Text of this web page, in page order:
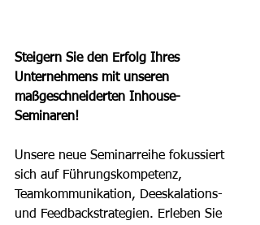
Steigern Sie den Erfolg Ihres
Unternehmens mit unseren
maßgeschneiderten Inhouse-
Seminaren!
Unsere neue Seminarreihe fokussiert
sich auf Führungskompetenz,
Teamkommunikation, Deeskalations-
und Feedbackstrategien. Erleben Sie